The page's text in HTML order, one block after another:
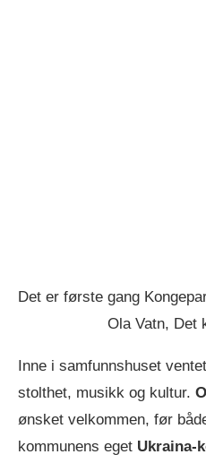
Det er første gang
Ola Vatn, Det
Inne i samfunnshuset
stolthet, musikk og kultur.
ønsket velkommen, før
kommunens eget Ukraina-